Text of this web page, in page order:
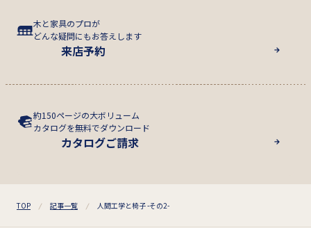
木と家具のプロが
どんな疑問にもお答えします
来店予約
約150ページの大ボリューム
カタログを無料でダウンロード
カタログご請求
TOP 記事一覧 人間工学と椅子 -その2-